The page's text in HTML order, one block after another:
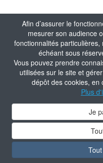
Afin d’assurer le
mesurer son audience
fonctionnalités
échéant sous
Vous pouvez prendre
utilisées sur le site et
dépôt des cookies, en
Plus
Je